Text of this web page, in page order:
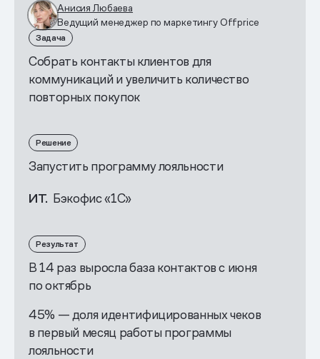
Анисия Любаева
Ведущий менеджер по маркетингу Offprice
Задача
Собрать контакты клиентов для
коммуникаций и увеличить количество
повторных покупок
Решение
Запустить программу лояльности
ИТ. Бэкофис «1С»
Результат
В 14 раз выросла база контактов с июня
по октябрь
45% — доля идентифицированных чеков
в первый месяц работы программы
лояльности